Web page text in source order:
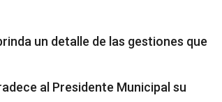
un detalle de las gestiones que
al Presidente Municipal su